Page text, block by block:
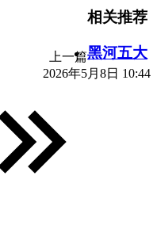
上一篇
2026年5月8日 10:44
相关推荐
黑河五大